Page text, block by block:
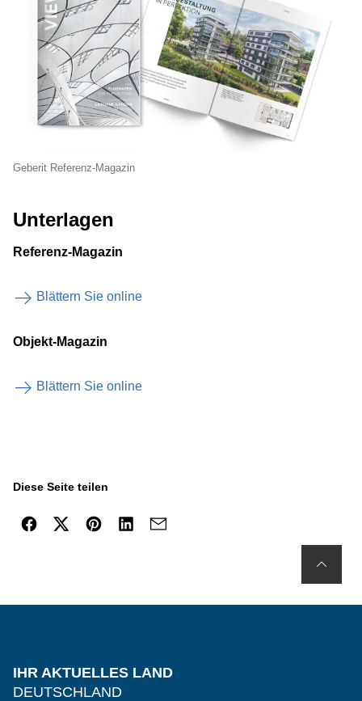
Geberit Referenz-Magazin
Unterlagen
Referenz-Magazin
Blättern Sie online
Objekt-Magazin
Blättern Sie online
Diese Seite teilen
IHR AKTUELLES LAND
DEUTSCHLAND